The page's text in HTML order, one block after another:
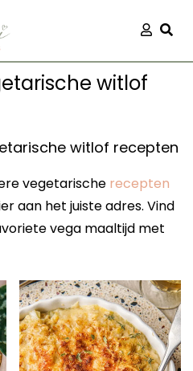
witlof
witlof recepten
vegetarische recepten
aan het juiste adres. Vind
vega maaltijd met